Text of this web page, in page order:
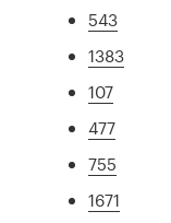
543
1383
107
477
755
1671